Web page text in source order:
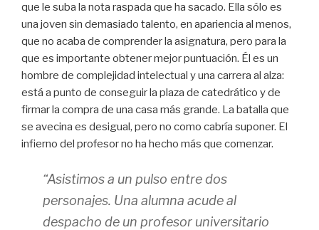
que le suba la nota raspada que ha sacado. Ella sólo es
una joven sin demasiado talento, en apariencia al menos,
que no acaba de comprender la asignatura, pero para la
que es importante obtener mejor puntuación. Él es un
hombre de complejidad intelectual y una carrera al alza:
está a punto de conseguir la plaza de catedrático y de
firmar la compra de una casa más grande. La batalla que
se avecina es desigual, pero no como cabría suponer. El
infierno del profesor no ha hecho más que comenzar.
“Asistimos a un pulso entre dos
personajes. Una alumna acude al
despacho de un profesor universitario